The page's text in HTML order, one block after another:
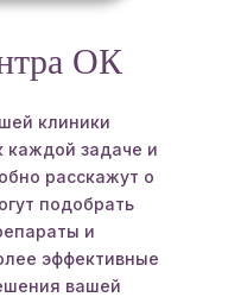
ОК
клиники
каждой задаче и
расскажут о
подобрать
и
эффективные
вашей